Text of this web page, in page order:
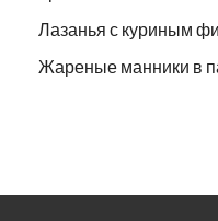
Лазанья с куриным
Жареные манники в